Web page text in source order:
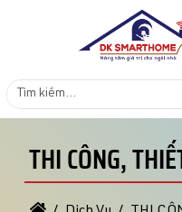
THI CÔNG,